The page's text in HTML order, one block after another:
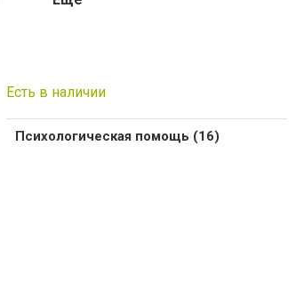
Есть в наличии
Психологическая помощь (16)